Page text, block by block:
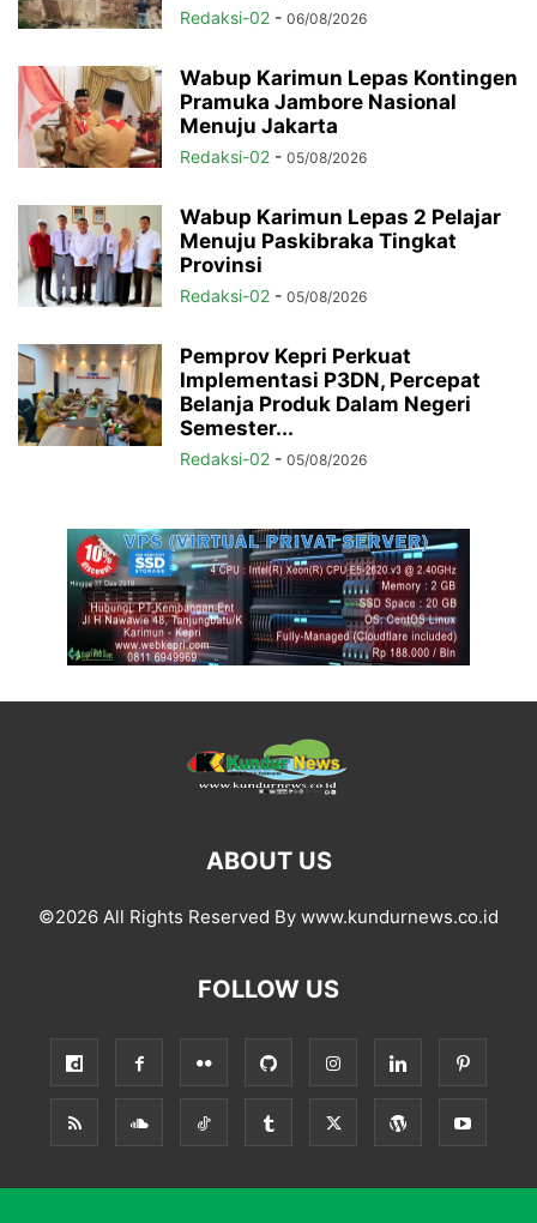
Redaksi-02 - 06/08/2026
Wabup Karimun Lepas Kontingen
Pramuka Jambore Nasional
Menuju Jakarta
Redaksi-02 - 05/08/2026
Wabup Karimun Lepas 2 Pelajar
Menuju Paskibraka Tingkat
Provinsi
Redaksi-02 - 05/08/2026
Pemprov Kepri Perkuat
Implementasi P3DN, Percepat
Belanja Produk Dalam Negeri
Semester...
Redaksi-02 - 05/08/2026
ABOUT US
©2026 All Rights Reserved By www.kundurnews.co.id
FOLLOW US